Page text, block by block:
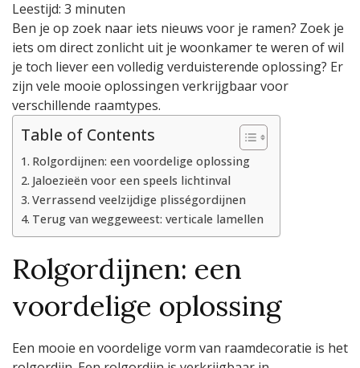
Leestijd: 3 minuten
Ben je op zoek naar iets nieuws voor je ramen? Zoek je
iets om direct zonlicht uit je woonkamer te weren of wil
je toch liever een volledig verduisterende oplossing? Er
zijn vele mooie oplossingen verkrijgbaar voor
verschillende raamtypes.
Table of Contents
Rolgordijnen: een voordelige oplossing
Jaloezieën voor een speels lichtinval
Verrassend veelzijdige plisségordijnen
Terug van weggeweest: verticale lamellen
Rolgordijnen: een
voordelige oplossing
Een mooie en voordelige vorm van raamdecoratie is het